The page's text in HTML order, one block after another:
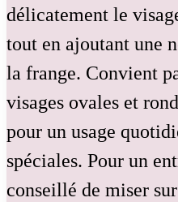
délicatement le
tout en ajoutant une
la frange. Convient
visages ovales et
pour un usage
spéciales. Pour un
conseillé de miser